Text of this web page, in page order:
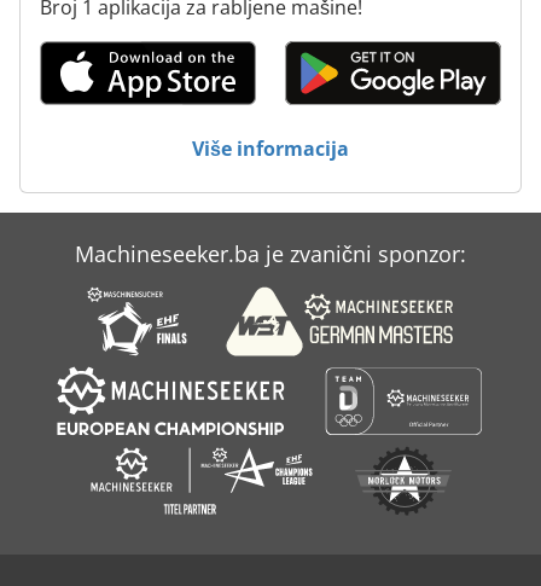
Optimas H 88
Optimum B 23 Pro
Optimum Opti B 23 Pro
Optimum S 130 Gh
Optimum S 181
Broj 1 aplikacija za rabljene mašine!
Više informacija
Machineseeker.ba je zvanični sponzor: